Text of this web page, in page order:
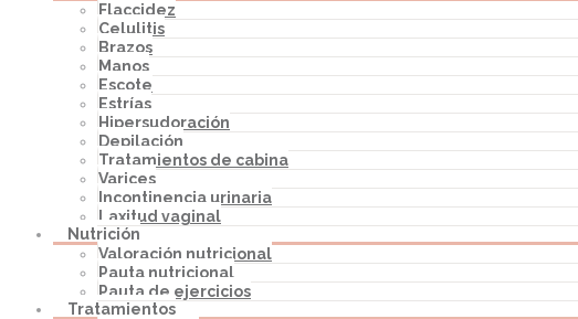
Flaccidez
Celulitis
Brazos
Manos
Escote
Estrías
Hipersudoración
Depilación
Tratamientos de cabina
Varices
Incontinencia urinaria
Laxitud vaginal
Nutrición
Valoración nutricional
Pauta nutricional
Pauta de ejercicios
Tratamientos